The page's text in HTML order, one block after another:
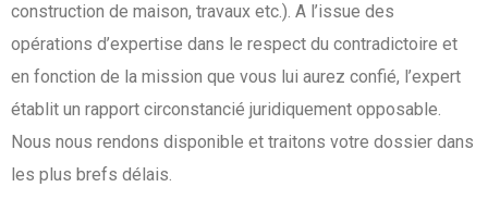
construction de maison, travaux etc.). A l’issue des
opérations d’expertise dans le respect du contradictoire et
en fonction de la mission que vous lui aurez confié, l’expert
établit un rapport circonstancié juridiquement opposable.
Nous nous rendons disponible et traitons votre dossier dans
les plus brefs délais.